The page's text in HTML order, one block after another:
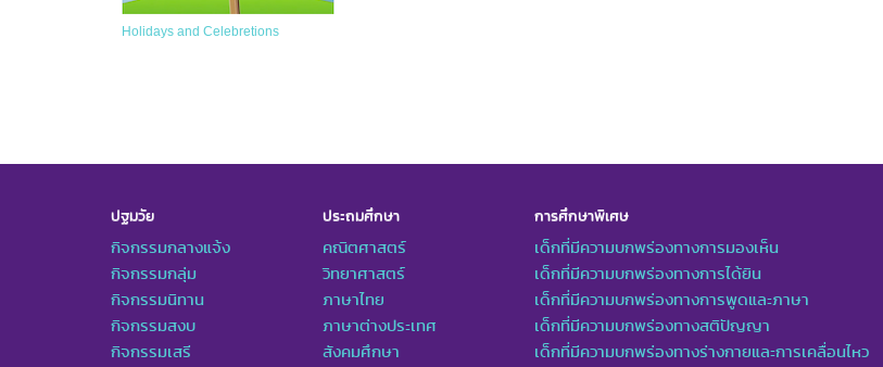
Holidays and Celebretions
ปฐมวัย
กิจกรรมกลางแจ้ง
กิจกรรมกลุ่ม
กิจกรรมนิทาน
กิจกรรมสงบ
กิจกรรมเสรี
ประถมศึกษา
คณิตศาสตร์
วิทยาศาสตร์
ภาษาไทย
ภาษาต่างประเทศ
สังคมศึกษา
การศึกษาพิเศษ
เด็กที่มีความบกพร่องทางการมองเห็น
เด็กที่มีความบกพร่องทางการได้ยิน
เด็กที่มีความบกพร่องทางการพูดและภาษา
เด็กที่มีความบกพร่องทางสติปัญญา
เด็กที่มีความบกพร่องทางร่างกายและการเคลื่อนไหว